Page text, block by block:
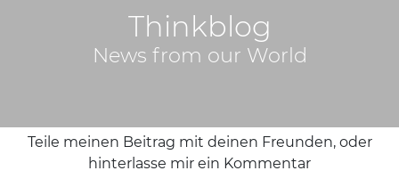
Thinkblog
News from our World
Teile meinen Beitrag mit deinen Freunden, oder
hinterlasse mir ein Kommentar